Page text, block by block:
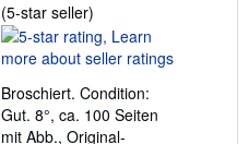
(5-star seller)
rating
5
of
5
Broschiert. Condition:
Gut. 8°, ca. 100 Seiten
mit Abb., Original-